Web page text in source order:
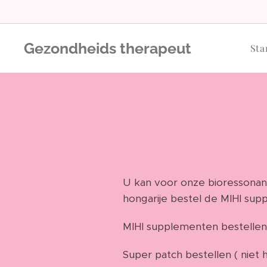
Gezondheids therapeut
U kan voor onze
hongarije bestel de MIHI
MIHI supplementen
Super patch bestellen ( niet